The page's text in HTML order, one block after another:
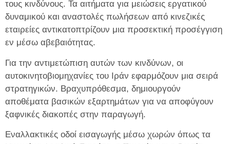
τους κινδύνους. Τα αιτήματα για μειώσεις εργατικού
δυναμικού και αναστολές πωλήσεων από κινεζικές
εταιρείες αντικατοπτρίζουν μια προσεκτική προσέγγιση
εν μέσω αβεβαιότητας.
Για την αντιμετώπιση αυτών των κινδύνων, οι
αυτοκινητοβιομηχανίες του Ιράν εφαρμόζουν μια σειρά
στρατηγικών. Βραχυπρόθεσμα, δημιουργούν
αποθέματα βασικών εξαρτημάτων για να αποφύγουν
ξαφνικές διακοπές στην παραγωγή.
Εναλλακτικές οδοί εισαγωγής μέσω χωρών όπως τα